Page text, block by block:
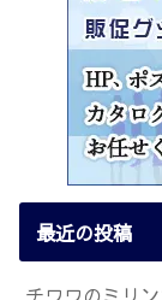
最近の投稿